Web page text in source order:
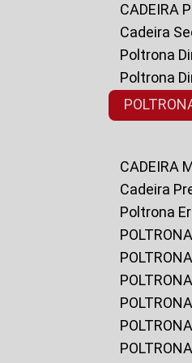
CADEIRA
Cadeira
Poltrona
Poltrona
CADEIRA
Cadeira
Poltrona